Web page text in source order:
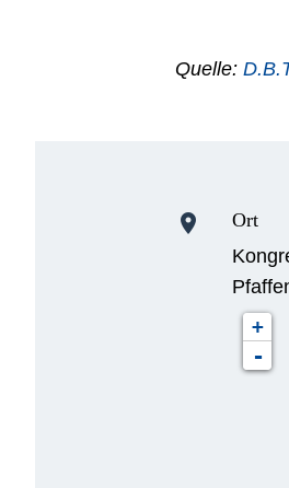
Quelle:
location_on
Ort
+
-